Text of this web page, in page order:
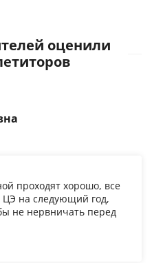
оценили
проходят хорошо, все
ЦЭ на следующий год,
не нервничать перед